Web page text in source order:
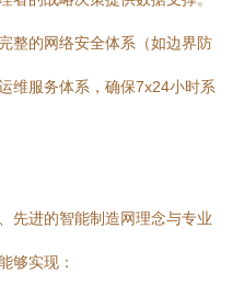
整的网络安全体系（如边界防
维服务体系，确保7x24小时系
先进的智能制造网理念与专业
够实现：